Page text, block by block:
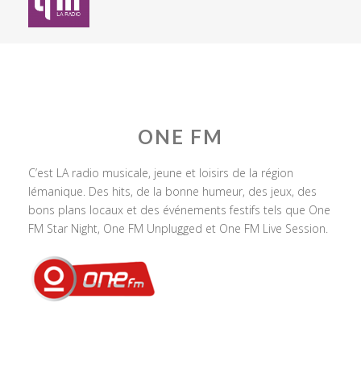
ONE FM
C’est LA radio musicale, jeune et loisirs de la région
lémanique. Des hits, de la bonne humeur, des jeux, des
bons plans locaux et des événements festifs tels que One
FM Star Night, One FM Unplugged et One FM Live Session.